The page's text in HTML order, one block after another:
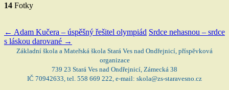
14 Fotky
← Adam Kučera – úspěšný řešitel olympiád Srdce nehasnou – srdce
s láskou darované →
Základní škola a Mateřská škola Stará Ves nad Ondřejnicí, příspěvková
organizace
739 23 Stará Ves nad Ondřejnicí, Zámecká 38
IČ 70942633, tel. 558 669 222, e-mail: skola@zs-staravesno.cz